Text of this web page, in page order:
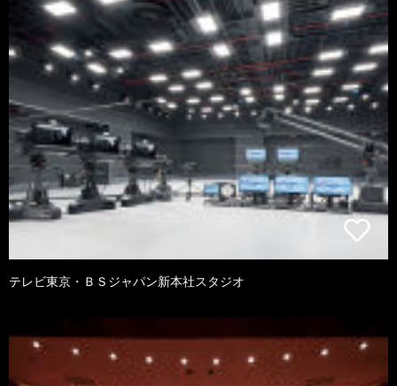
テレビ東京・ＢＳジャパン新本社スタジオ